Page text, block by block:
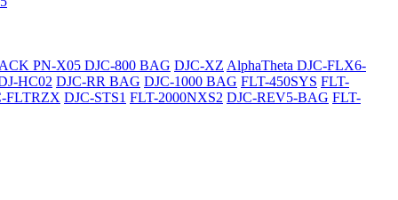
PN-X05 DJC-800 BAG DJC-XZ AlphaTheta DJC-FLX6-
HC02 DJC-RR BAG DJC-1000 BAG FLT-450SYS FLT-
FLTRZX DJC-STS1 FLT-2000NXS2 DJC-REV5-BAG FLT-